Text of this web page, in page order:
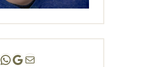
Andreas Scholz | (HPP)
Praxis Adlershof
E-Mail an mich ...